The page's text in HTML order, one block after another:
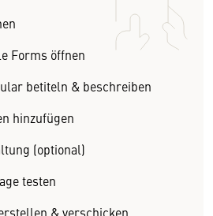
Forms öffnen
betiteln & beschreiben
hinzufügen
(optional)
testen
& verschicken